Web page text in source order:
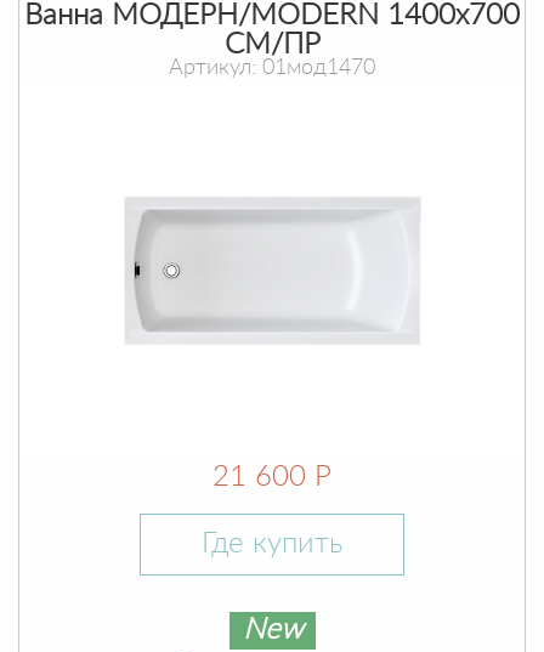
Ванна МОДЕРН/MODERN 1400х700
СМ/ПР
Артикул: 01мод1470
21 600 Р
Где купить
New